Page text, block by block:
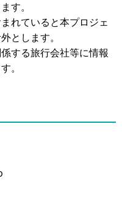
す。
れていると本プロジェ
とします。
する旅行会社等に情報
。